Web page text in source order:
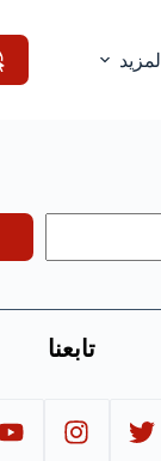
المزيد
تابعنا